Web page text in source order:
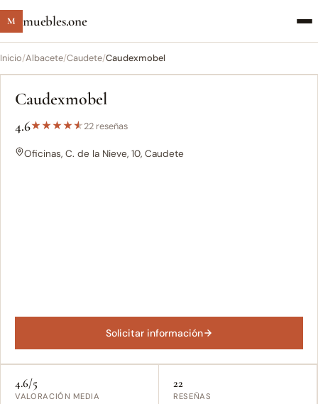
M muebles.one
Inicio/Albacete/Caudete/Caudexmobel
Caudexmobel
4.6★★★★★22 reseñas
Oficinas, C. de la Nieve, 10, Caudete
Solicitar información
4.6/5
VALORACIÓN MEDIA
22
RESEÑAS